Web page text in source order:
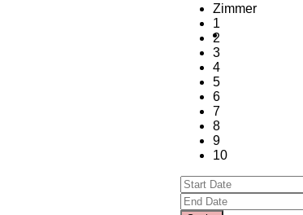
Zimmer
1
2
3
4
5
6
7
8
9
10